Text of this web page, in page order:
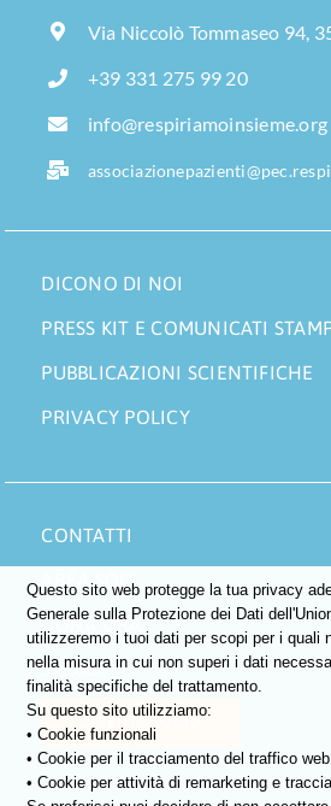
Via Niccolò Tommaseo 94,
+39 331 275 99 20
info@respiriamoinsieme.org
DICONO DI NOI
PRESS KIT E COMUNICATI
PUBBLICAZIONI SCIENTIFICHE
PRIVACY POLICY
CONTATTI
AREA SOCI
DONA ORA
5×1000
Questo sito web protegge la tua privacy
Generale sulla Protezione dei Dati
utilizzeremo i tuoi dati per scopi per i quali
nella misura in cui non superi i dati
finalità specifiche del trattamento.
Su questo sito utilizziamo:
• Cookie funzionali
• Cookie per il tracciamento del traffico
• Cookie per attività di remarketing e